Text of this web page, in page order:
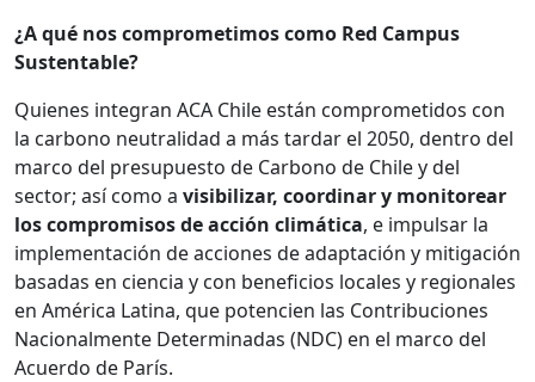
¿A qué nos comprometimos como Red Campus
Sustentable?
Quienes integran ACA Chile están comprometidos con
la carbono neutralidad a más tardar el 2050, dentro del
marco del presupuesto de Carbono de Chile y del
sector; así como a visibilizar, coordinar y monitorear
los compromisos de acción climática, e impulsar la
implementación de acciones de adaptación y mitigación
basadas en ciencia y con beneficios locales y regionales
en América Latina, que potencien las Contribuciones
Nacionalmente Determinadas (NDC) en el marco del
Acuerdo de París.